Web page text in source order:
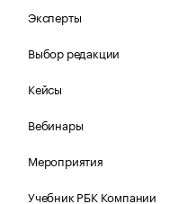
Эксперты
Выбор редакции
Кейсы
Вебинары
Мероприятия
Учебник РБК Компании